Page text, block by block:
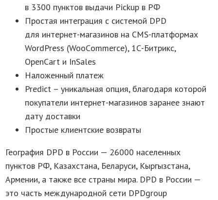
в 3300 пунктов выдачи Pickup в РФ
Простая интеграция с системой DPD
для интернет-магазинов на CMS-платформах
WordPress (WooСommerce), 1С-Битрикс,
OpenCart и InSales
Наложенный платеж
Predict – уникальная опция, благодаря которой
покупатели интернет-магазинов заранее знают
дату доставки
Простые клиентские возвраты
География DPD в России — 26000 населенных
пунктов РФ, Казахстана, Беларуси, Кыргызстана,
Армении, а также все страны мира. DPD в России —
это часть международной сети DPDgroup